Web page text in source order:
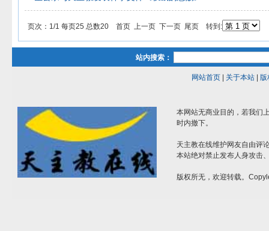
页次：1/1 每页25 总数20 首页 上一页 下一页 尾页 转到:
站内搜索：
网站首页| 关于本站| 版
本网站无商业目的，若我们
时内撤下。
天主教在线维护网友自由评
本站绝对禁止发布人身攻击
版权所无，欢迎转载。